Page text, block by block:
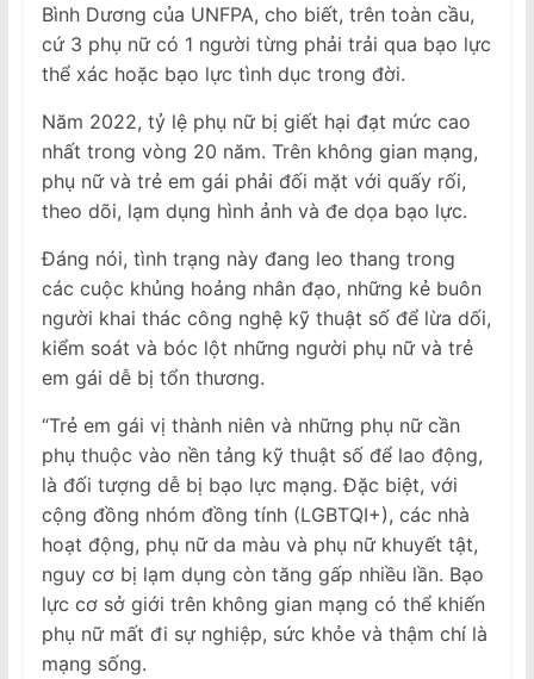
Bình Dương của UNFPA, cho biết, trên toàn cầu,
cứ 3 phụ nữ có 1 người từng phải trải qua bạo lực
thể xác hoặc bạo lực tình dục trong đời.
Năm 2022, tỷ lệ phụ nữ bị giết hại đạt mức cao
nhất trong vòng 20 năm. Trên không gian mạng,
phụ nữ và trẻ em gái phải đối mặt với quấy rối,
theo dõi, lạm dụng hình ảnh và đe dọa bạo lực.
Đáng nói, tình trạng này đang leo thang trong
các cuộc khủng hoảng nhân đạo, những kẻ buôn
người khai thác công nghệ kỹ thuật số để lừa dối,
kiểm soát và bóc lột những người phụ nữ và trẻ
em gái dễ bị tổn thương.
“Trẻ em gái vị thành niên và những phụ nữ cần
phụ thuộc vào nền tảng kỹ thuật số để lao động,
là đối tượng dễ bị bạo lực mạng. Đặc biệt, với
cộng đồng nhóm đồng tính (LGBTQI+), các nhà
hoạt động, phụ nữ da màu và phụ nữ khuyết tật,
nguy cơ bị lạm dụng còn tăng gấp nhiều lần. Bạo
lực cơ sở giới trên không gian mạng có thể khiến
phụ nữ mất đi sự nghiệp, sức khỏe và thậm chí là
mạng sống.